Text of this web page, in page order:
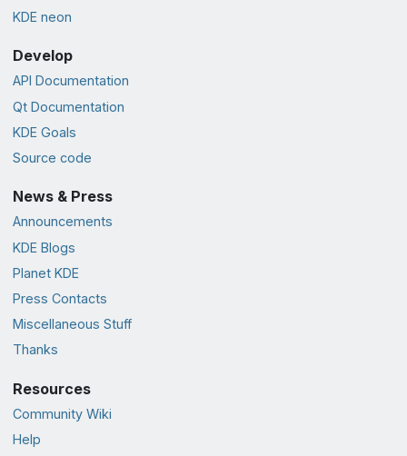
KDE neon
Develop
API Documentation
Qt Documentation
KDE Goals
Source code
News & Press
Announcements
KDE Blogs
Planet KDE
Press Contacts
Miscellaneous Stuff
Thanks
Resources
Community Wiki
Help